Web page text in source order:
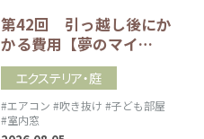
第42回 引っ越し後にか
かる費用【夢のマイ…
エクステリア・庭
#エアコン #吹き抜け #子ども部屋
#室内窓